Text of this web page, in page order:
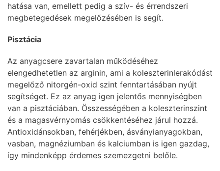
hatása van, emellett pedig a szív- és érrendszeri
megbetegedések megelőzésében is segít.
Pisztácia
Az anyagcsere zavartalan működéséhez
elengedhetetlen az arginin, ami a koleszterinlerakódást
megelőző nitorgén-oxid szint fenntartásában nyújt
segítséget. Ez az anyag igen jelentős mennyiségben
van a pisztáciában. Összességében a koleszterinszint
és a magasvérnyomás csökkentéséhez járul hozzá.
Antioxidánsokban, fehérjékben, ásványianyagokban,
vasban, magnéziumban és kalciumban is igen gazdag,
így mindenképp érdemes szemezgetni belőle.